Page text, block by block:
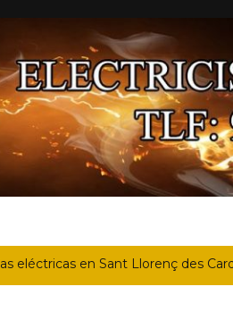
eléctricas en Sant Llorenç des